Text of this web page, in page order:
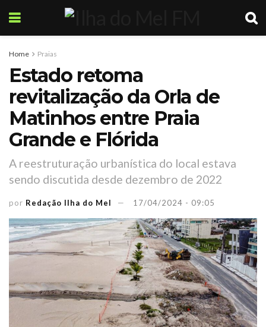
Home Praias
Estado retoma
revitalização da Orla de
Matinhos entre Praia
Grande e Flórida
A reestruturação urbanística do local estava
sendo discutida desde dezembro de 2022
por Redação Ilha do Mel 17/04/2024 - 09:05